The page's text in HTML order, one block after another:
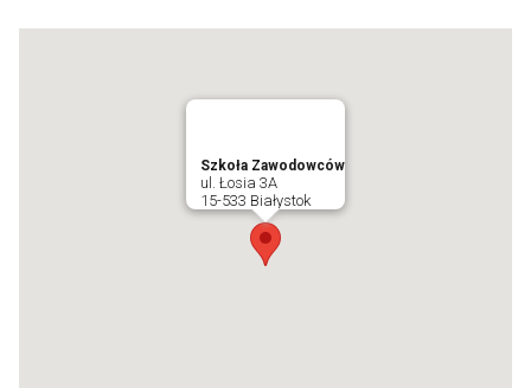
Szkoła Zawodowców
ul. Łosia 3A
15-533 Białystok